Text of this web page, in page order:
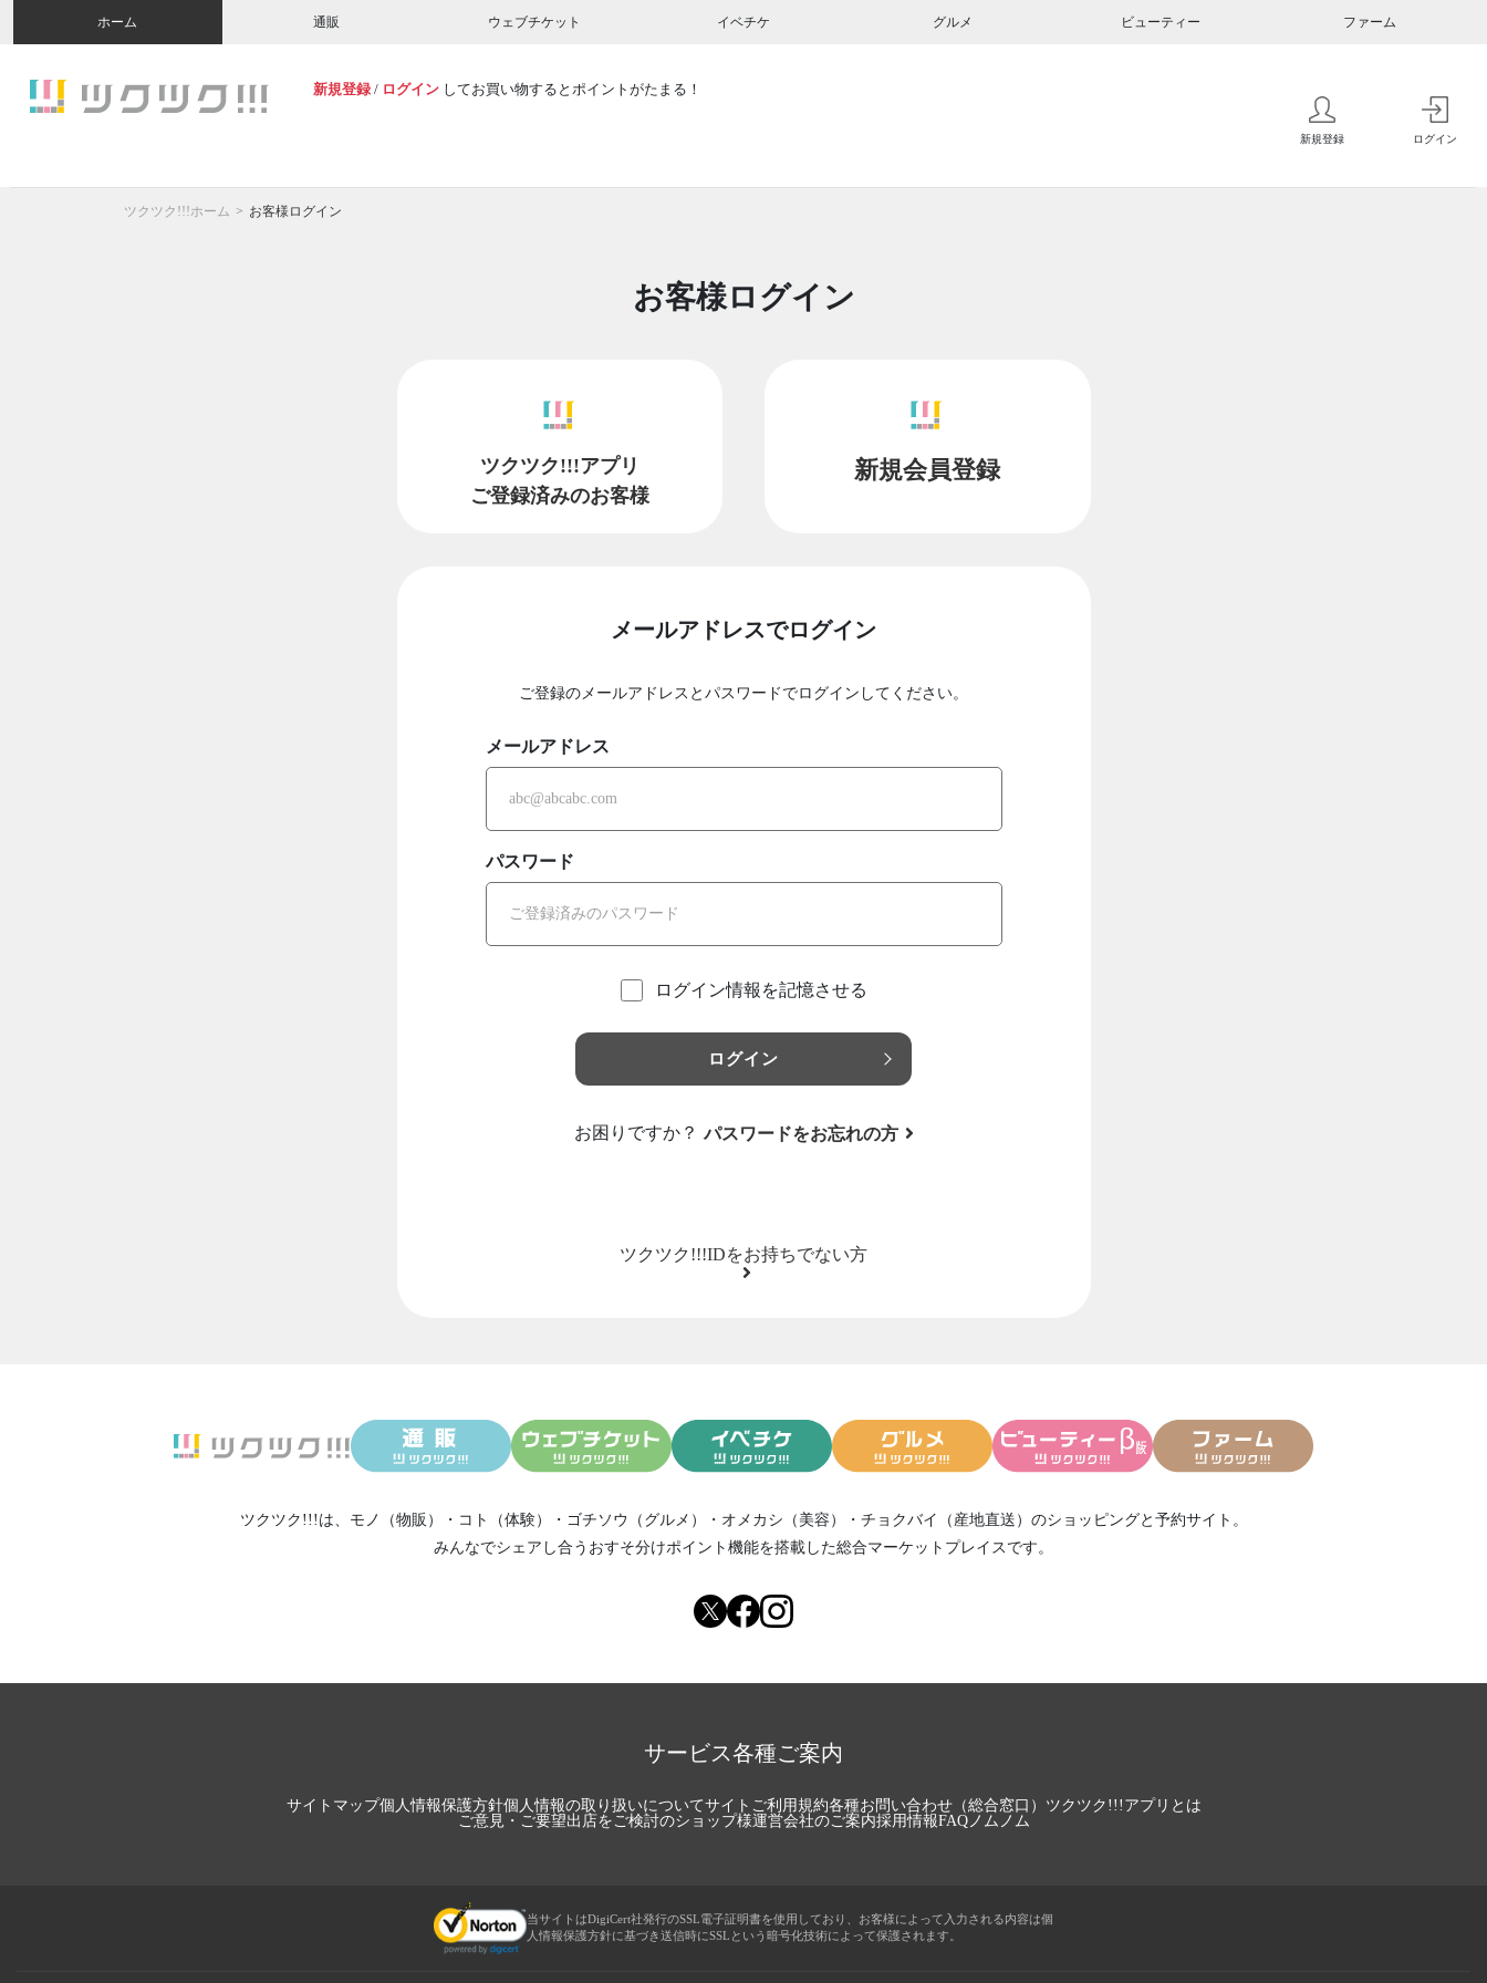
ホーム 通販 ウェブチケット イベチケ グルメ ビューティー ファーム
新規登録 / ログイン してお買い物するとポイントがたまる！
新規登録 ログイン
ツクツク!!!ホーム お客様ログイン
お客様ログイン
ツクツク!!!アプリ
ご登録済みのお客様
新規会員登録
メールアドレスでログイン
ご登録のメールアドレスとパスワードでログインしてください。
メールアドレス
パスワード
ログイン情報を記憶させる
ログイン
お困りですか？ パスワードをお忘れの方
ツクツク!!!IDをお持ちでない方
ツクツク!!!は、 モノ（物販） ・ コト（体験） ・ ゴチソウ（グルメ） ・ オメカシ（美容） ・ チョクバイ（産地直送） のショッピングと予約サイト。
みんなでシェアし合う おすそ分けポイント機能を搭載した総合マーケットプレイスです。
サービス各種ご案内
サイトマップ個人情報保護方針個人情報の取り扱いについてサイトご利用規約各種お問い合わせ（総合窓口） ツクツク!!!アプリとは
ご意見・ご要望出店をご検討のショップ様運営会社のご案内採用情報FAQノムノム
当サイトはDigiCert社発行のSSL電子証明書を使用しており、お客様によって入力される内容は個
人情報保護方針に基づき送信時にSSLという暗号化技術によって保護されます。